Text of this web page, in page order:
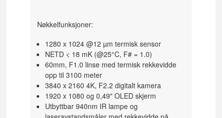
Nøkkelfunksjoner:
1280 x 1024 @12 µm termisk sensor
NETD < 18 mK (@25°C, F# = 1.0)
60mm, F1.0 linse med termisk rekkevidde
opp til 3100 meter
3840 x 2160 4K, F2.2 digitalt kamera
1920 x 1080 og 0,49" OLED skjerm
Utbyttbar 940nm IR lampe og